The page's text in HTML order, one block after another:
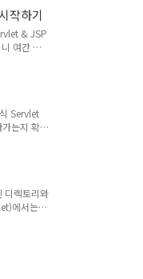
value에 값을 넣은 후
작성 package
java.io..
작하기
& JSP
여간 헷
올려본
Dynamic
에
다. 이클립
데와 유
Servlet
는지 확인
작업을
렉토리와
이 들어
인 html 파
파일
렉토리와
에서는
시켜서 호